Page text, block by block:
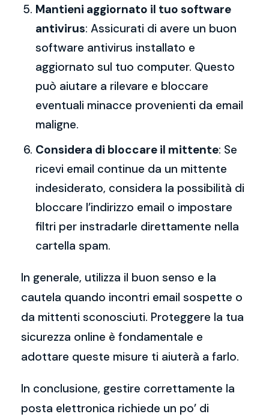
Mantieni aggiornato il tuo software
antivirus: Assicurati di avere un buon
software antivirus installato e
aggiornato sul tuo computer. Questo
può aiutare a rilevare e bloccare
eventuali minacce provenienti da email
maligne.
Considera di bloccare il mittente: Se
ricevi email continue da un mittente
indesiderato, considera la possibilità di
bloccare l’indirizzo email o impostare
filtri per instradarle direttamente nella
cartella spam.
In generale, utilizza il buon senso e la
cautela quando incontri email sospette o
da mittenti sconosciuti. Proteggere la tua
sicurezza online è fondamentale e
adottare queste misure ti aiuterà a farlo.
In conclusione, gestire correttamente la
posta elettronica richiede un po’ di